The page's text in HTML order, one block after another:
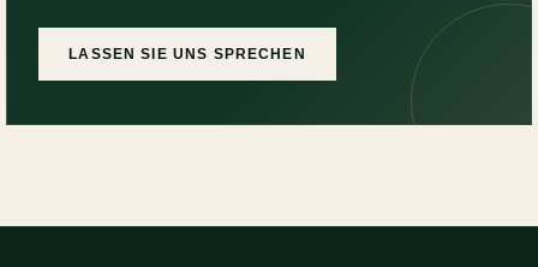
LASSEN SIE UNS SPRECHEN